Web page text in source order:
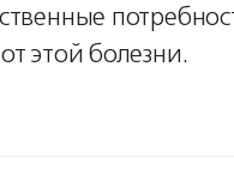
этой болезни.